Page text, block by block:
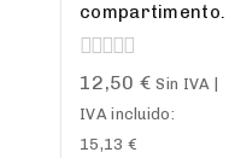
compartimento.
0
of
5
12,50 € Sin IVA |
IVA incluido:
15,13 €